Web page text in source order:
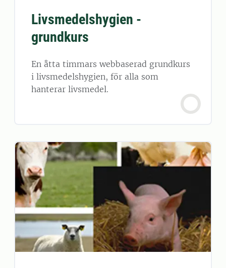
Livsmedelshygien -
grundkurs
En åtta timmars webbaserad grundkurs
i livsmedelshygien, för alla som
hanterar livsmedel.